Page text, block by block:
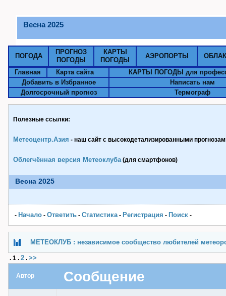
Весна 2025
ПОГОДА
ПРОГНОЗ
ПОГОДЫ
КАРТЫ
ПОГОДЫ
АЭРОПОРТЫ
Главная Карта сайта
КАРТЫ ПОГОДЫ для
Добавить в Избранное
Написать нам
Долгосрочный прогноз
Термограф
Полезные ссылки:
Метеоцентр.Азия - наш сайт с высокодетализированными
Облегчённая версия Метеоклуба(для смартфонов)
Весна 2025
- Начало - Ответить - Статистика- Pегистрация - Поиск -
МЕТЕОКЛУБ : независимое сообщество любителей
. 1 . 2 . >>
Автор Сообщение